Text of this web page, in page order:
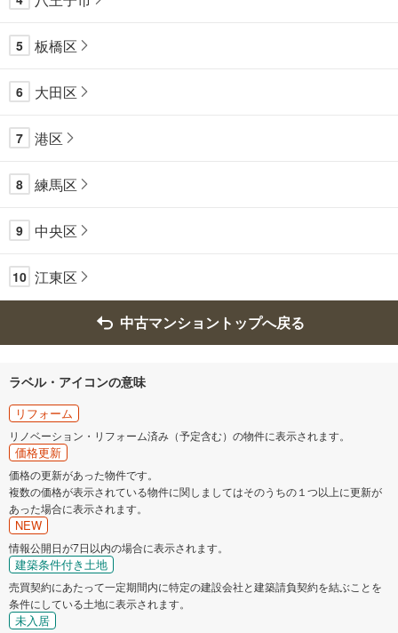
5 板橋区
6 大田区
7 港区
8 練馬区
9 中央区
10 江東区
中古マンショントップへ戻る
ラベル・アイコンの意味
リフォーム
リノベーション・リフォーム済み（予定含む）の物件に表示されます。
価格更新
価格の更新があった物件です。
複数の価格が表示されている物件に関しましてはそのうちの１つ以上に更新が
あった場合に表示されます。
NEW
情報公開日が7日以内の場合に表示されます。
建築条件付き土地
売買契約にあたって一定期間内に特定の建設会社と建築請負契約を結ぶことを
条件にしている土地に表示されます。
未入居